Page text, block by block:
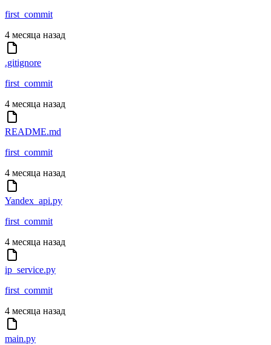
first_commit
4 месяца назад
.gitignore
first_commit
4 месяца назад
README.md
first_commit
4 месяца назад
Yandex_api.py
first_commit
4 месяца назад
ip_service.py
first_commit
4 месяца назад
main.py